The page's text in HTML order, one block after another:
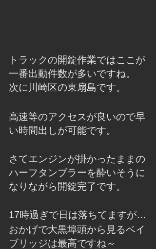
トラックの開錠作業ではここが
一番出動件数が多いですね。
次に川崎区の東扇島です。
高速等のアクセスが良いので早
い時間出しが可能です。
さてエンジンが掛かったままの
ハーフタンブラーを酔いそうに
なりながら開錠完了です。
17時過ぎで日は落ちてますが…
おかげで大黒埠頭から見るベイ
ブリッジは最高ですね～